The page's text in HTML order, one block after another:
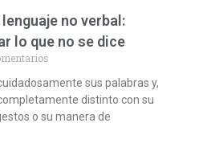
no verbal:
lo que no se dice
sus palabras y,
distinto con su
o su manera de